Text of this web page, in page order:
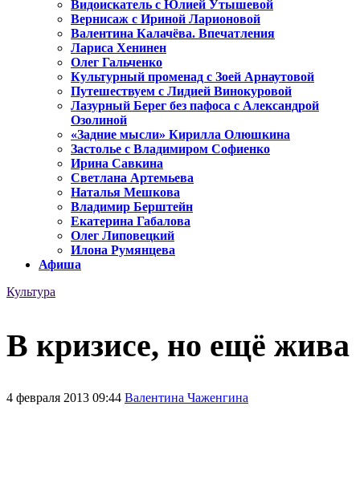
Видоискатель с Юлией Утышевой
Вернисаж с Ириной Ларионовой
Валентина Калачёва. Впечатления
Лариса Хенинен
Олег Гальченко
Культурный променад с Зоей Арнаутовой
Путешествуем с Лидией Винокуровой
Лазурный Берег без пафоса с Александрой
Озолиной
«Задние мысли» Кирилла Олюшкина
Застолье с Владимиром Софиенко
Ирина Савкина
Светлана Артемьева
Наталья Мешкова
Владимир Берштейн
Екатерина Габалова
Олег Липовецкий
Илона Румянцева
Афиша
Культура
В кризисе, но ещё жива
4 февраля 2013 09:44 Валентина Чаженгина